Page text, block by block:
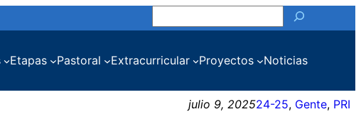
Etapas Pastoral Extracurricular Proyectos Noticias
julio 9, 202524-25, Gente, PRI